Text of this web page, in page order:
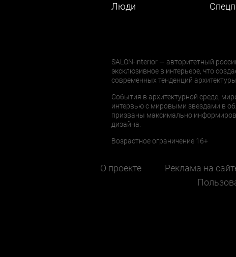
Люди
SALON-interior — авторитетный
эксклюзивное в интерьере, что
современных тенденций
События в архитектурной среде,
интервью с мировыми звездами в
призваны максимально
дизайна.
Возрастное ограничение 16+
О проекте Реклама на